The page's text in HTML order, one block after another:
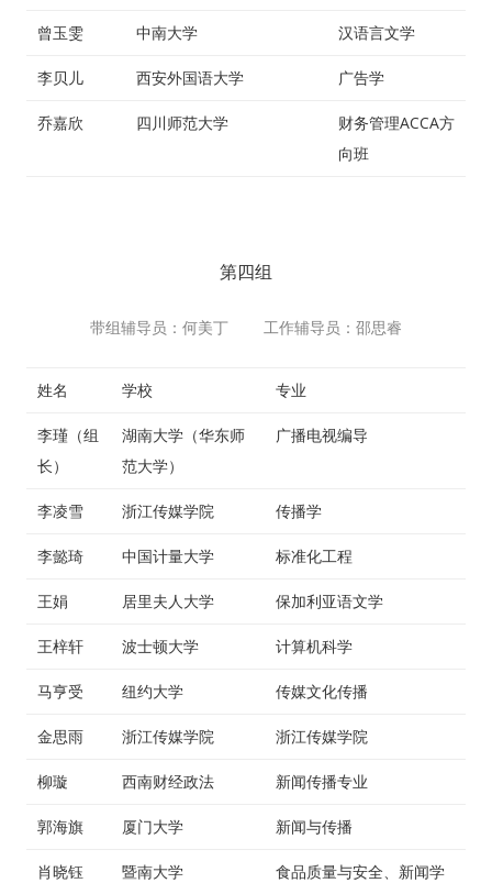
曾玉雯 中南大学 汉语言文学
李贝儿 西安外国语大学 广告学
乔嘉欣 四川师范大学
财务管理ACCA方
向班
第四组
带组辅导员：何美丁 工作辅导员：邵思睿
姓名 学校 专业
李瑾（组
长）
湖南大学（华东师
范大学）
广播电视编导
李凌雪 浙江传媒学院 传播学
李懿琦 中国计量大学 标准化工程
王娟 居里夫人大学 保加利亚语文学
王梓轩 波士顿大学 计算机科学
马亨受 纽约大学 传媒文化传播
金思雨 浙江传媒学院 浙江传媒学院
柳璇 西南财经政法 新闻传播专业
郭海旗 厦门大学 新闻与传播
肖晓钰 暨南大学
食品质量与安全、新闻学